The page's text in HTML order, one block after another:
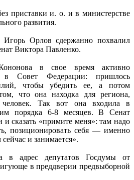
приставки и. о. и в министерстве
развития.
Орлов сдержанно похвалил
Виктора Павленко.
в свое время активно
в Совет Федерации: пришлось
чтобы убедить ее, а потом
что она находка для региона,
Так вот она входила в
порядка 6-8 месяцев. В Сенат
и сказать «примите меня»: там надо
позиционировать себя — именно
и занимается».
в адрес депутатов Госдумы от
в преддверии предвыборной